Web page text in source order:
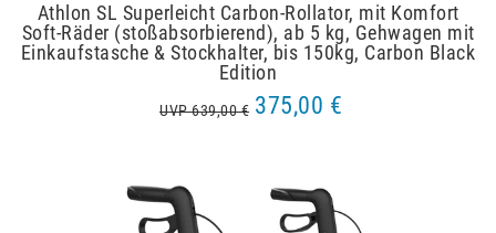
Athlon SL Superleicht Carbon-Rollator, mit Komfort
Soft-Räder (stoßabsorbierend), ab 5 kg, Gehwagen mit
Einkaufstasche & Stockhalter, bis 150kg, Carbon Black
Edition
UVP 639,00 € 375,00 €